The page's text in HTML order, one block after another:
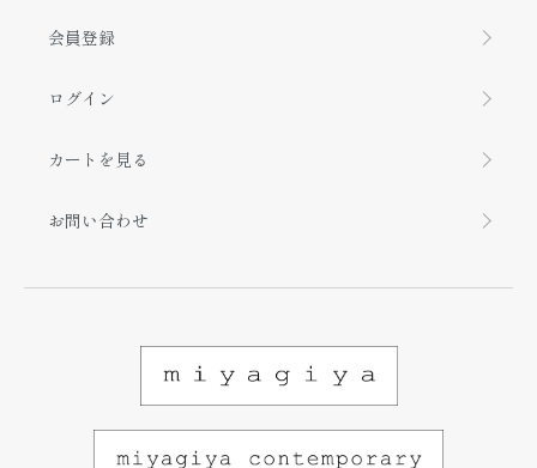
会員登録
ログイン
カートを見る
お問い合わせ